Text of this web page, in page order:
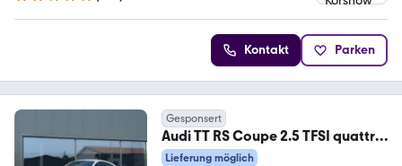
Kontakt Parken
Gesponsert
Audi TT RS Coupe 2.5 TFSI quattro
NO OPF !!!!
Lieferung möglich